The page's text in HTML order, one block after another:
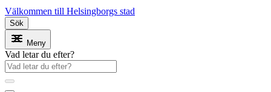
Välkommen till Helsingborgs stad
Sök
Meny
Vad letar du efter?